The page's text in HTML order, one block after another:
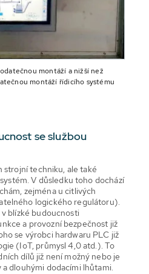
montáží a nižší než
montáží řídicího systému
se službou
strojní techniku, ale také
V důsledku toho dochází
zejména u citlivých
logického regulátoru).
blízké budoucnosti
a provozní bezpečnost již
se výrobci hardwaru PLC již
(IoT, průmysl 4,0 atd.). To
dílů již není možný nebo je
dlouhými dodacími lhůtami.